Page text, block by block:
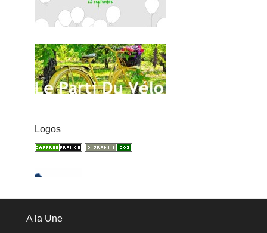
Logos
A la Une